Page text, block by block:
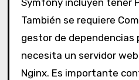
Symfony incluyen tener
También se requiere
gestor de dependencias
necesita un servidor
Nginx. Es importante